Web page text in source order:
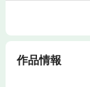
作品情報